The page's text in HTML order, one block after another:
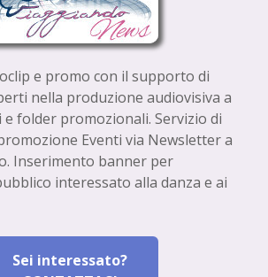
e promo con il supporto di
nella produzione audiovisiva a
folder promozionali. Servizio di
Eventi via Newsletter a
Inserimento banner per
interessato alla danza e ai
Sei interessato?